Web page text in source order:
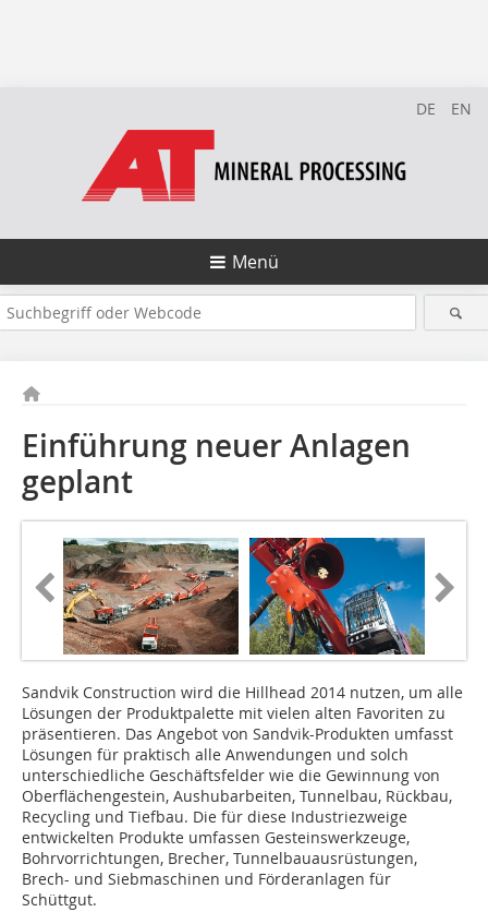
DE EN
Menü
Einführung neuer Anlagen
geplant
Sandvik Construction wird die Hillhead 2014 nutzen, um alle
Lösungen der Produktpalette mit vielen alten Favoriten zu
präsentieren. Das Angebot von Sandvik-Produkten umfasst
Lösungen für praktisch alle Anwendungen und solch
unterschiedliche Geschäftsfelder wie die Gewinnung von
Oberflächengestein, Aushubarbeiten, Tunnelbau, Rückbau,
Recycling und Tiefbau. Die für diese Industriezweige
entwickelten Produkte umfassen Gesteinswerkzeuge,
Bohrvorrichtungen, Brecher, Tunnelbauausrüstungen,
Brech- und Siebmaschinen und Förderanlagen für
Schüttgut.